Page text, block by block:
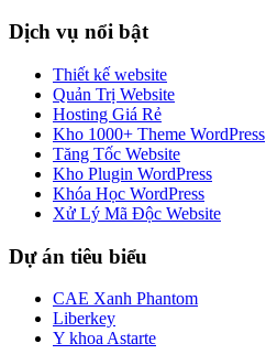
Dịch vụ nổi bật
Thiết kế website
Quản Trị Website
Hosting Giá Rẻ
Kho 1000+ Theme WordPress
Tăng Tốc Website
Kho Plugin WordPress
Khóa Học WordPress
Xử Lý Mã Độc Website
Dự án tiêu biểu
CAE Xanh Phantom
Liberkey
Y khoa Astarte